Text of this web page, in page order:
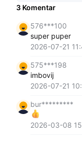
3 Komentar
576***100
super puper
2026-07-21
575***198
imbovij
2026-07-21
bur*********
2026-03-08